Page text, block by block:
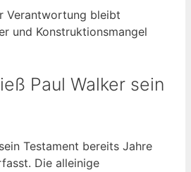
Verantwortung bleibt
und Konstruktionsmangel
Paul Walker sein
Testament bereits Jahre
Die alleinige